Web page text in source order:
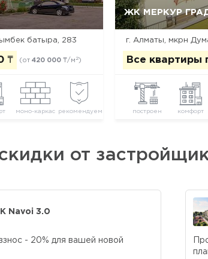
батыра, 283
₸ (от 420 000 ₸/м 2)
моно-каркас рекомендуем
Отмена ЖК МЕРКУР
г. Алматы, мкрн
Все квартиры
построен комфорт
Да, удалить
от
Navoi 3.0
- 20% для вашей новой